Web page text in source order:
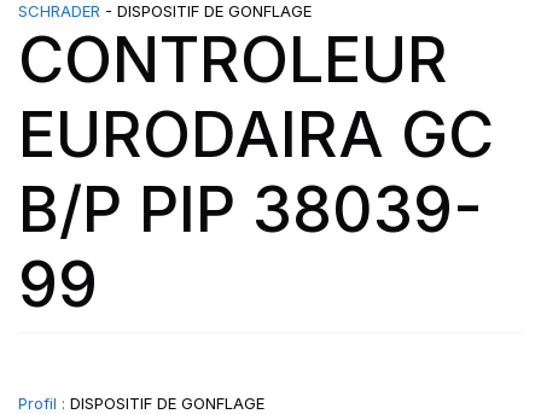
SCHRADER - DISPOSITIF DE GONFLAGE
CONTROLEUR
EURODAIRA GC
B/P PIP 38039-
99
Profil : DISPOSITIF DE GONFLAGE